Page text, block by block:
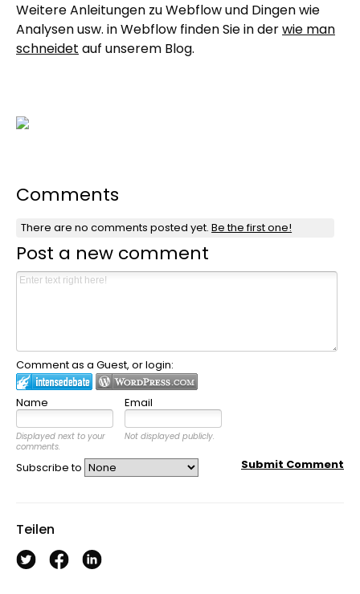
Weitere Anleitungen zu Webflow und Dingen wie
Analysen usw. in Webflow finden Sie in derwie man
schneidet auf unserem Blog.
Comments
There are no comments posted yet.Be the first one!
Post a new comment
Comment as a Guest, or login:
Name Email
Displayed next to your
comments.
Not displayed publicly.
Submit Comment
Subscribe to
Teilen